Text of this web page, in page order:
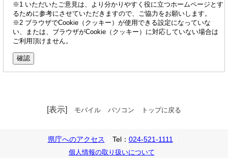
※1 いただいたご意見は、より分かりやすく役に立つホームページとす
るために参考にさせていただきますので、ご協力をお願いします。
※2 ブラウザでCookie（クッキー）が使用できる設定になっていな
い、または、ブラウザがCookie（クッキー）に対応していない場合は
ご利用頂けません。
[表示] モバイル パソコン トップに戻る
県庁へのアクセス Tel： 024-521-1111
個人情報の取り扱いについて